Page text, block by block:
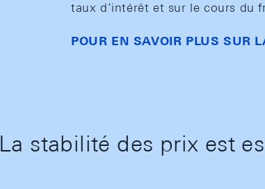
taux d’intérêt et sur le cours du
POUR EN SAVOIR PLUS SUR
La stabilité des prix est